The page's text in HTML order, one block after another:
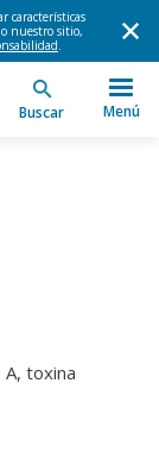
características
nuestro sitio,
.
Buscar Menú
toxina